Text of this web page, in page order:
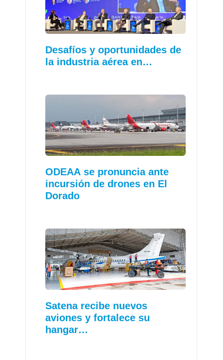
Desafíos y oportunidades de
la industria aérea en…
ODEAA se pronuncia ante
incursión de drones en El
Dorado
Satena recibe nuevos
aviones y fortalece su
hangar…